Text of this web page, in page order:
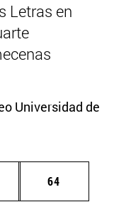
Letras en
Universidad de
intermedias
Página
64